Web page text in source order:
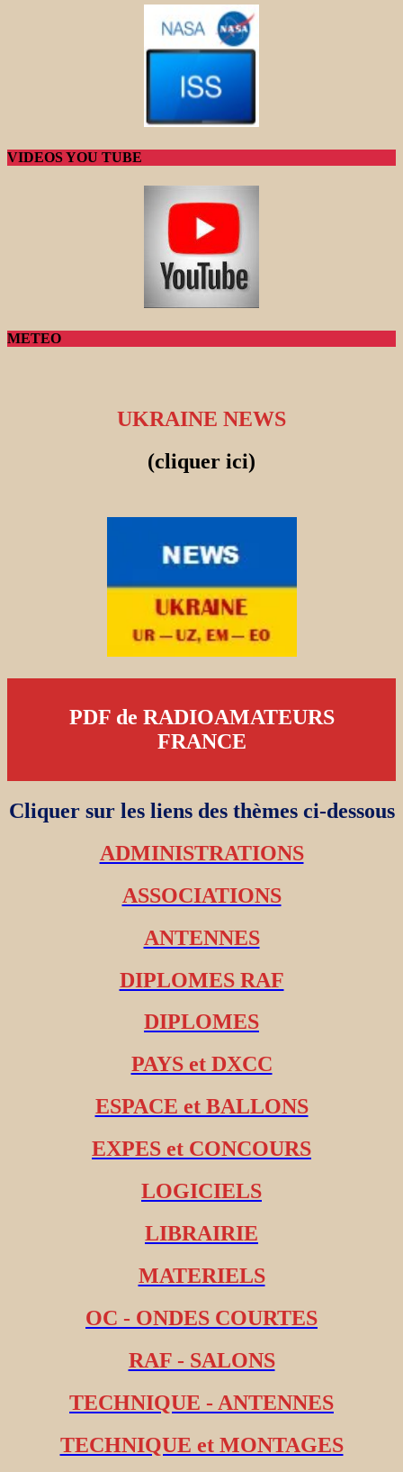
VIDEOS YOU TUBE
METEO
UKRAINE NEWS
(cliquer ici)
PDF de RADIOAMATEURS
FRANCE
Cliquer sur les liens des thèmes ci-dessous
ADMINISTRATIONS
ASSOCIATIONS
ANTENNES
DIPLOMES RAF
DIPLOMES
PAYS et DXCC
ESPACE et BALLONS
EXPES et CONCOURS
LOGICIELS
LIBRAIRIE
MATERIELS
OC - ONDES COURTES
RAF - SALONS
TECHNIQUE - ANTENNES
TECHNIQUE et MONTAGES